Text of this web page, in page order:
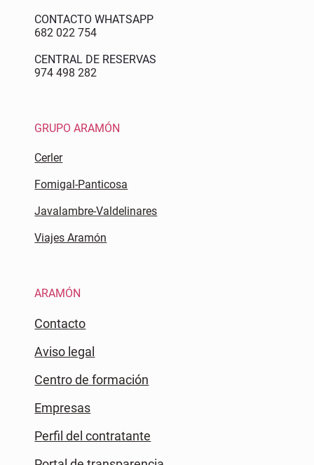
CONTACTO WHATSAPP
682 022 754
CENTRAL DE RESERVAS
974 498 282
GRUPO ARAMÓN
Cerler
Fomigal-Panticosa
Javalambre-Valdelinares
Viajes Aramón
ARAMÓN
Contacto
Aviso legal
Centro de formación
Empresas
Perfil del contratante